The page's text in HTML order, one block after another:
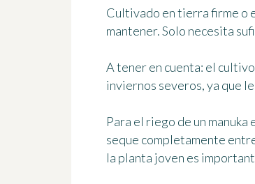
Cultivado en tierra firme o
mantener. Solo necesita
A tener en cuenta: el
inviernos severos, ya que
Para el riego de un
seque completamente
la planta joven es